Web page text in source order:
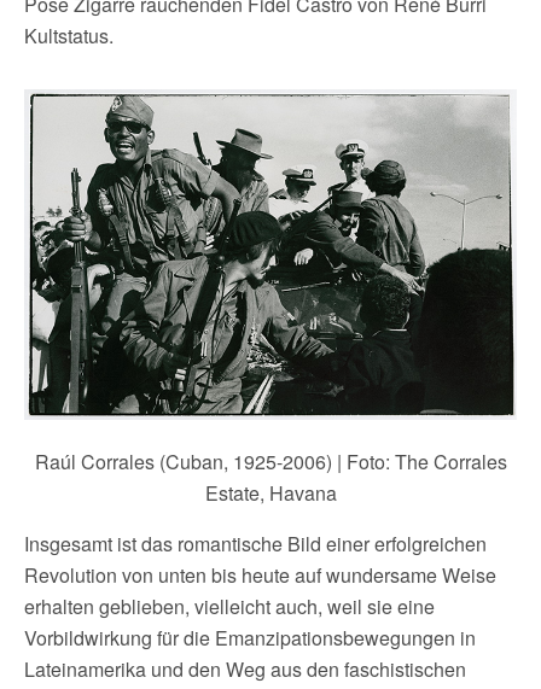
Kultstatus.
Raúl Corrales (Cuban, 1925-2006) | Foto: The Corrales
Estate, Havana
Insgesamt ist das romantische Bild einer erfolgreichen
Revolution von unten bis heute auf wundersame Weise
erhalten geblieben, vielleicht auch, weil sie eine
Vorbildwirkung für die Emanzipationsbewegungen in
Lateinamerika und den Weg aus den faschistischen